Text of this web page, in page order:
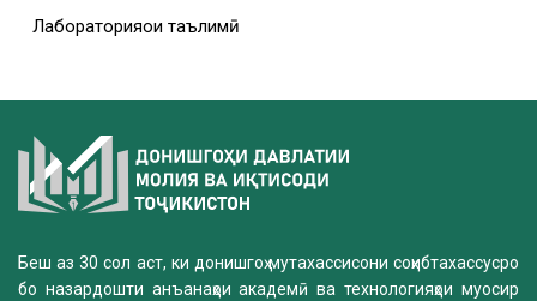
Лабораторияҳои таълимӣ
Беш аз 30 сол аст, ки донишгоҳ мутахассисони соҳибтахассусро
бо назардошти анъанаҳои академӣ ва технологияҳои муосир